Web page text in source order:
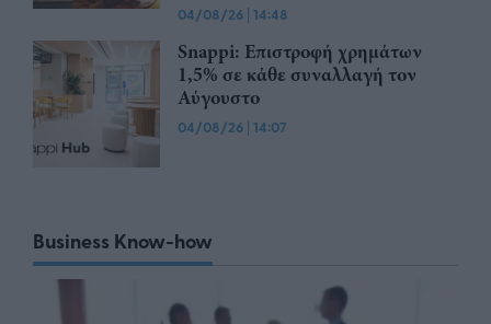
04/08/26 | 14:48
Snappi: Επιστροφή χρημάτων
1,5% σε κάθε συναλλαγή τον
Αύγουστο
04/08/26 | 14:07
Business Know-how